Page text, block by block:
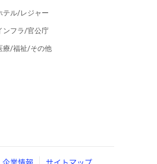
テル/レジャー
ンフラ/官公庁
療/福祉/その他